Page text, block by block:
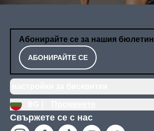
Абонирайте се за нашия бюлетин
АБОНИРАЙТЕ СЕ
Свържете се с нас